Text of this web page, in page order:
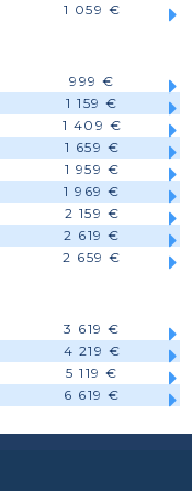
1 059 €
999 €
1 159 €
1 409 €
1 659 €
1 959 €
1 969 €
2 159 €
2 619 €
2 659 €
3 619 €
4 219 €
5 119 €
6 619 €